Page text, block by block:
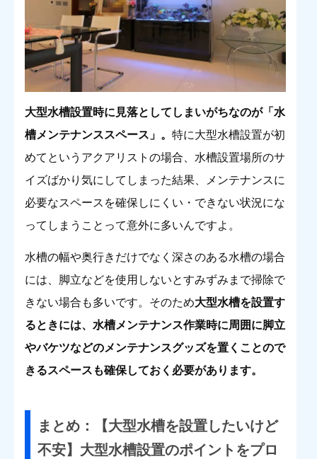
大型水槽設置時に見落としてしまいがちなのが「水
槽メンテナンススペース 」。 特に大型水槽設置が初
めてというアクアリストの場合、水槽設置場所のサ
イズばかり気にしてしまった結果、メンテナンスに
必要なスペースを確保しにくい・できない状況にな
ってしまうことって意外に多いんですよ。
水槽の幅や奥行きだけでなく深さのある水槽の場合
には、脚立などを使用しないとすみずみまで掃除で
きない場合も多いです。 そのため大型水槽を設置す
るときには、水槽メンテナンス作業時に周囲に脚立
やバケツなどのメンテナンスグッズを置くことので
きるスペースも確保しておく必要があります。
まとめ ：【大型水槽を設置したいけど
不安】大型水槽設置のポイントをプロ